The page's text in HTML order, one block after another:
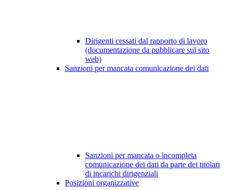
Dirigenti cessati dal rapporto di lavoro
(documentazione da pubblicare sul sito
web)
Sanzioni per mancata comunicazione dei dati
Sanzioni per mancata o incompleta
comunicazione dei dati da parte dei titolari
di incarichi dirigenziali
Posizioni organizzative